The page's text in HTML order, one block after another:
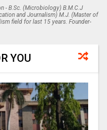
- B.Sc. (Microbiology) B.M.C.J
and Journalism) M.J. (Master of
field for last 15 years. Founder-
YOU